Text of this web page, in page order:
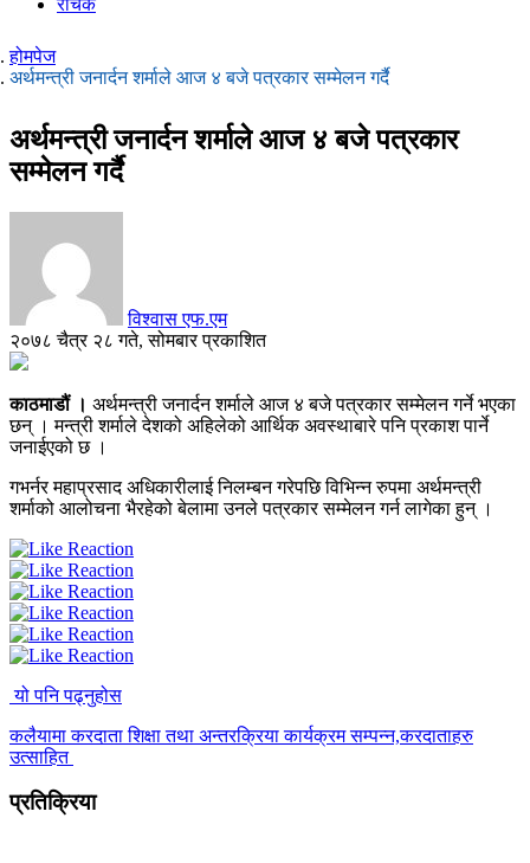
रोचक
होमपेज
अर्थमन्त्री जनार्दन शर्माले आज ४ बजे पत्रकार सम्मेलन गर्दै
अर्थमन्त्री जनार्दन शर्माले आज ४ बजे पत्रकार
सम्मेलन गर्दै
विश्वास एफ.एम
२०७८ चैत्र २८ गते, सोमबार प्रकाशित
काठमाडौं । अर्थमन्त्री जनार्दन शर्माले आज ४ बजे पत्रकार सम्मेलन गर्ने भएका
छन् । मन्त्री शर्माले देशको अहिलेको आर्थिक अवस्थाबारे पनि प्रकाश पार्ने
जनाईएको छ ।
गभर्नर महाप्रसाद अधिकारीलाई निलम्बन गरेपछि विभिन्न रुपमा अर्थमन्त्री
शर्माको आलोचना भैरहेको बेलामा उनले पत्रकार सम्मेलन गर्न लागेका हुन् ।
यो पनि पढ्नुहोस
कलैयामा करदाता शिक्षा तथा अन्तरक्रिया कार्यक्रम सम्पन्न,करदाताहरु
उत्साहित
प्रतिक्रिया